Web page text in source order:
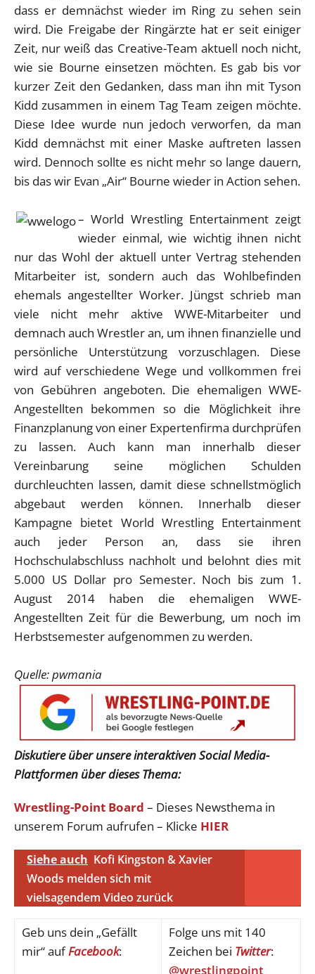
dass er demnächst wieder im Ring zu sehen sein
wird. Die Freigabe der Ringärzte hat er seit einiger
Zeit, nur weiß das Creative-Team aktuell noch nicht,
wie sie Bourne einsetzen möchten. Es gab bis vor
kurzer Zeit den Gedanken, dass man ihn mit Tyson
Kidd zusammen in einem Tag Team zeigen möchte.
Diese Idee wurde nun jedoch verworfen, da man
Kidd demnächst mit einer Maske auftreten lassen
wird. Dennoch sollte es nicht mehr so lange dauern,
bis das wir Evan „Air“ Bourne wieder in Action sehen.
– World Wrestling Entertainment zeigt
wieder einmal, wie wichtig ihnen nicht
nur das Wohl der aktuell unter Vertrag stehenden
Mitarbeiter ist, sondern auch das Wohlbefinden
ehemals angestellter Worker. Jüngst schrieb man
viele nicht mehr aktive WWE-Mitarbeiter und
demnach auch Wrestler an, um ihnen finanzielle und
persönliche Unterstützung vorzuschlagen. Diese
wird auf verschiedene Wege und vollkommen frei
von Gebühren angeboten. Die ehemaligen WWE-
Angestellten bekommen so die Möglichkeit ihre
Finanzplanung von einer Expertenfirma durchprüfen
zu lassen. Auch kann man innerhalb dieser
Vereinbarung seine möglichen Schulden
durchleuchten lassen, damit diese schnellstmöglich
abgebaut werden können. Innerhalb dieser
Kampagne bietet World Wrestling Entertainment
auch jeder Person an, dass sie ihren
Hochschulabschluss nachholt und belohnt dies mit
5.000 US Dollar pro Semester. Noch bis zum 1.
August 2014 haben die ehemaligen WWE-
Angestellten Zeit für die Bewerbung, um noch im
Herbstsemester aufgenommen zu werden.
Quelle: pwmania
Diskutiere über unsere interaktiven Social Media-
Plattformen über dieses Thema:
Wrestling-Point Board – Dieses Newsthema in
unserem Forum aufrufen – Klicke HIER
Siehe auch Kofi Kingston & Xavier
Woods melden sich mit
vielsagendem Video zurück
Geb uns dein „Gefällt
mir“ aufFacebook:
Folge uns mit 140
Zeichen bei Twitter:
@wrestlingpoint